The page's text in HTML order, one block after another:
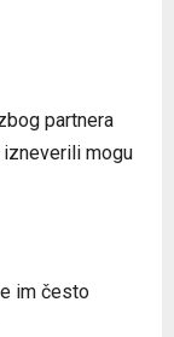
partnera
mogu
im često